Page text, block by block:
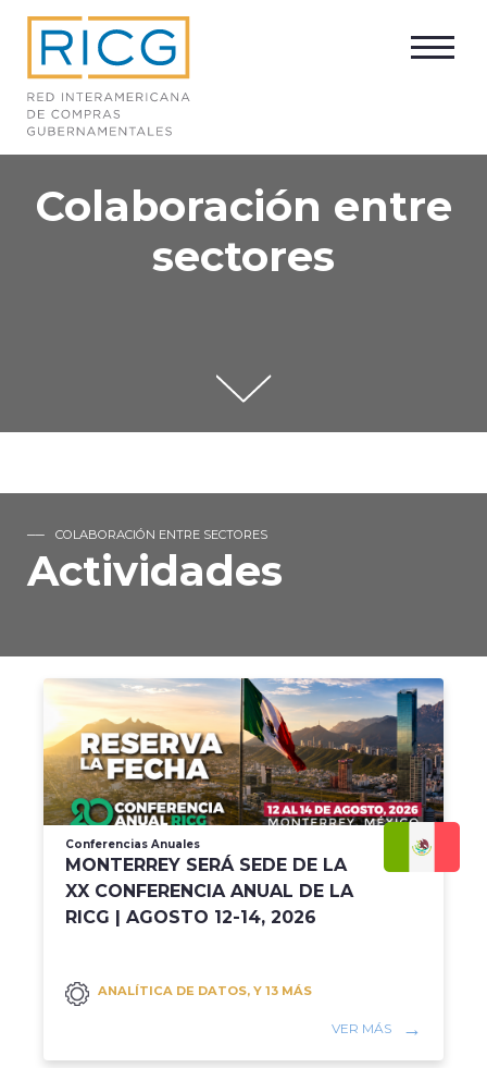
Colaboración entre
sectores
COLABORACIÓN ENTRE SECTORES
Actividades
Conferencias Anuales
MONTERREY SERÁ SEDE DE LA
XX CONFERENCIA ANUAL DE LA
RICG | AGOSTO 12-14, 2026
ANALÍTICA DE DATOS, Y 13 MÁS
VER MÁS